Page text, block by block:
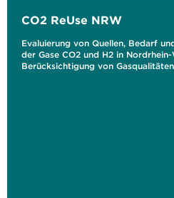
CO2 ReUse NRW
Evaluierung von Quellen, Bedarf
der Gase CO2 und H2 in
Berücksichtigung von Gasqualitäten